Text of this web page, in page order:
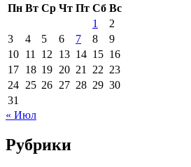
Пн Вт Ср Чт Пт Сб Вс
1
2
3
4 5 6 7 8
9
10 11 12 13 14 15 16
17 18 19 20 21 22 23
24 25 26 27 28 29 30
31
« Июл
Рубрики